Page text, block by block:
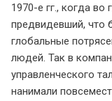
1970-е гг., когда во
предвидевший, что
глобальные
людей. Так в
управленческого
нанимали